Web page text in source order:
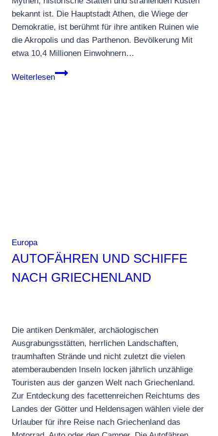
bekannt ist. Die Hauptstadt Athen, die Wiege der
Demokratie, ist berühmt für ihre antiken Ruinen wie
die Akropolis und das Parthenon. Bevölkerung Mit
etwa 10,4 Millionen Einwohnern…
Weiterlesen
Griechenland
Europa
AUTOFÄHREN UND SCHIFFE
NACH GRIECHENLAND
Die antiken Denkmäler, archäologischen
Ausgrabungsstätten, herrlichen Landschaften,
traumhaften Strände und nicht zuletzt die vielen
atemberaubenden Inseln locken jährlich unzählige
Touristen aus der ganzen Welt nach Griechenland.
Zur Entdeckung des facettenreichen Reichtums des
Landes der Götter und Heldensagen wählen viele der
Urlauber für ihre Reise nach Griechenland das